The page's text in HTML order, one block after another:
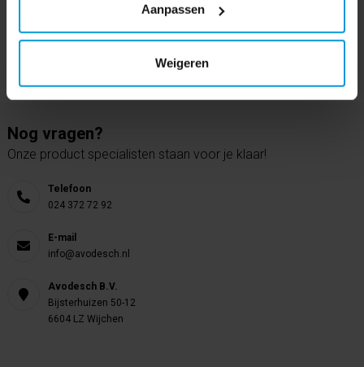
Aanpassen
Weigeren
Nog vragen?
Onze product specialisten staan voor je klaar!
Telefoon
024 372 72 92
E-mail
info@avodesch.nl
Avodesch B.V.
Bijsterhuizen 50-12
6604 LZ Wijchen